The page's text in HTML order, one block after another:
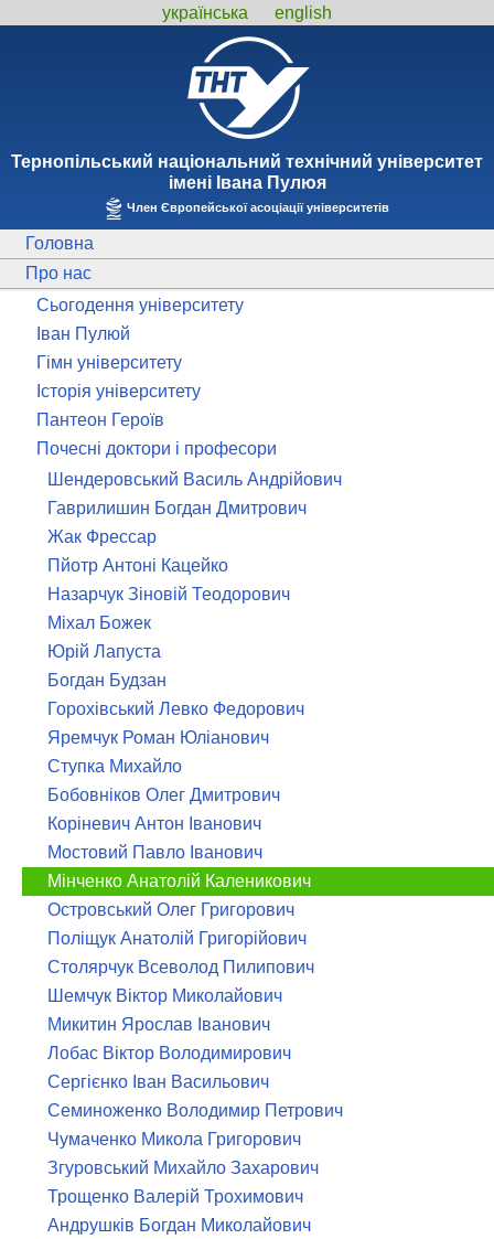
українська english
Тернопiльський національний технiчний унiверситет
iменi Iвана Пулюя
Член Європейської асоціації університетів
Головна
Про нас
Сьогодення університету
Іван Пулюй
Гімн університету
Історія університету
Пантеон Героїв
Почесні доктори і професори
Шендеровський Василь Андрійович
Гаврилишин Богдан Дмитрович
Жак Фрессар
Пйотр Антоні Кацейко
Назарчук Зіновій Теодорович
Міхал Божек
Юрій Лапуста
Богдан Будзан
Горохівський Левко Федорович
Яремчук Роман Юліанович
Ступка Михайло
Бобовніков Олег Дмитрович
Коріневич Антон Іванович
Мостовий Павло Іванович
Мінченко Анатолій Каленикович
Островський Олег Григорович
Поліщук Анатолій Григорійович
Столярчук Всеволод Пилипович
Шемчук Віктор Миколайович
Микитин Ярослав Іванович
Лобас Віктор Володимирович
Сергієнко Іван Васильович
Семиноженко Володимир Петрович
Чумаченко Микола Григорович
Згуровський Михайло Захарович
Трощенко Валерій Трохимович
Андрушків Богдан Миколайович